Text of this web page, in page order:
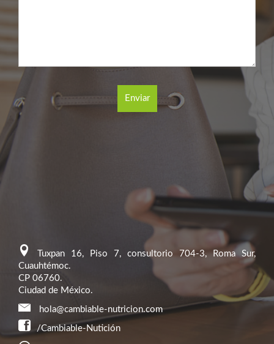
Tuxpan 16, Piso 7, consultorio 704-3, Roma Sur,
Cuauhtémoc.
CP 06760.
Ciudad de México.
hola@cambiable-nutricion.com
/Cambiable-Nutición